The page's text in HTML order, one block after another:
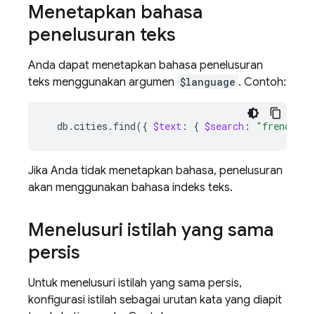
Menetapkan bahasa
penelusuran teks
Anda dapat menetapkan bahasa penelusuran
teks menggunakan argumen $language . Contoh:
db.cities.find({ $text : { $search : "french
Jika Anda tidak menetapkan bahasa, penelusuran
akan menggunakan bahasa indeks teks.
Menelusuri istilah yang sama
persis
Untuk menelusuri istilah yang sama persis,
konfigurasi istilah sebagai urutan kata yang diapit